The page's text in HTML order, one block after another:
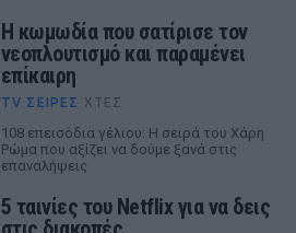
Η κωμωδία που σατίρισε τον
νεοπλουτισμό και παραμένει
επίκαιρη
TV ΣΕΙΡΈΣ ΧΤΕΣ
108 επεισόδια γέλιου: Η σειρά του Χάρη
Ρώμα που αξίζει να δούμε ξανά στις
επαναλήψεις
5 ταινίες του Netflix για να δεις